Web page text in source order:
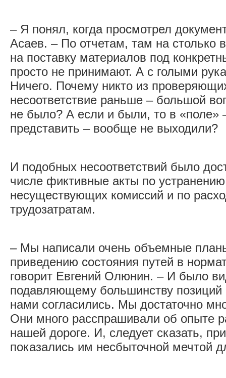
– Я понял, когда просмотрел
Асаев. – По отчетам, там на столько
на поставку материалов под
просто не принимают. А с голыми
Ничего. Почему никто из
несоответствие раньше – большой
не было? А если и были, то в «поле»
представить – вообще не выходили?
И подобных несоответствий было
числе фиктивные акты по
несуществующих комиссий и по
трудозатратам.
– Мы написали очень объемные
приведению состояния путей в
говорит Евгений Олюнин. – И было
подавляющему большинству
нами согласились. Мы достаточно
Они много расспрашивали об опыте
нашей дороге. И, следует сказать,
показались им несбыточной мечтой